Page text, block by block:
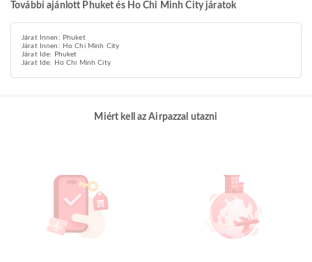
További ajánlott Phuket és Ho Chi Minh City járatok
Járat Innen: Phuket
Járat Innen: Ho Chi Minh City
Járat Ide: Phuket
Járat Ide: Ho Chi Minh City
Miért kell az Airpazzal utazni